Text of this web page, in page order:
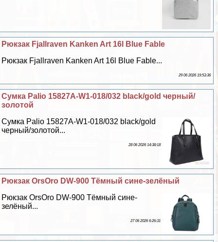
Рюкзак Fjallraven Kanken Art 16l Blue Fable
Рюкзак Fjallraven Kanken Art 16l Blue Fable...
29 06 2026 19:53:36
Сумка Palio 15827A-W1-018/032 black/gold черный/
золотой
Сумка Palio 15827A-W1-018/032 black/gold
черный/золотой...
28 06 2026 14:38:18
Рюкзак OrsOro DW-900 Тёмный сине-зелёный
Рюкзак OrsOro DW-900 Тёмный сине-
зелёный...
27 06 2026 6:26:31